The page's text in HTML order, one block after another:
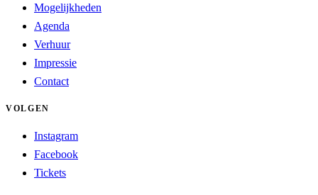
Mogelijkheden
Agenda
Verhuur
Impressie
Contact
VOLGEN
Instagram
Facebook
Tickets